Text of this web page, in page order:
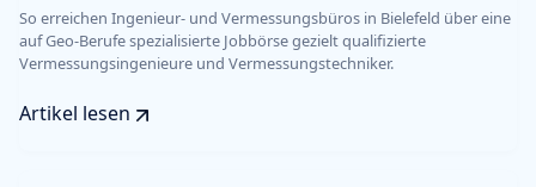
So erreichen Ingenieur- und Vermessungsbüros in Bielefeld über eine
auf Geo-Berufe spezialisierte Jobbörse gezielt qualifizierte
Vermessungsingenieure und Vermessungstechniker.
Artikel lesen